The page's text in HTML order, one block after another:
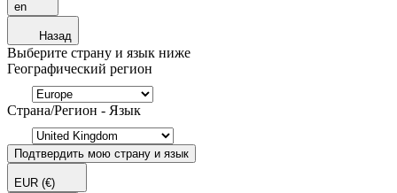
en
Назад
Выберите страну и язык ниже
Географический регион
Страна/Регион - Язык
Подтвердить мою страну и язык
EUR (€)